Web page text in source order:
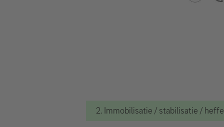
2. Immobilisatie / stabilisatie /